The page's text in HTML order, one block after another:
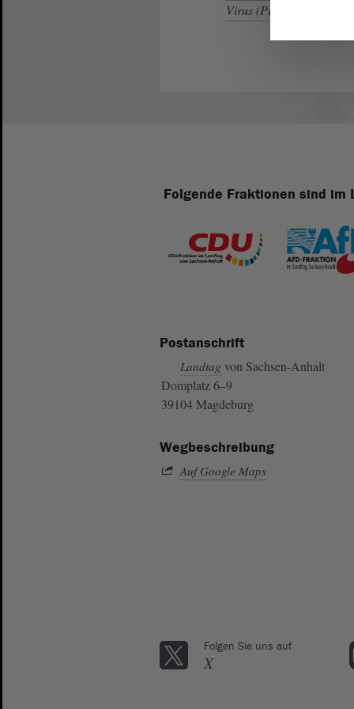
Virus (PDF; 18.13 KB)
Folgende Fraktionen sind im
Postanschrift
Landtag von Sachsen-Anhalt
Domplatz 6–9
39104 Magdeburg
Wegbeschreibung
Auf Google Maps
Folgen Sie uns auf
X